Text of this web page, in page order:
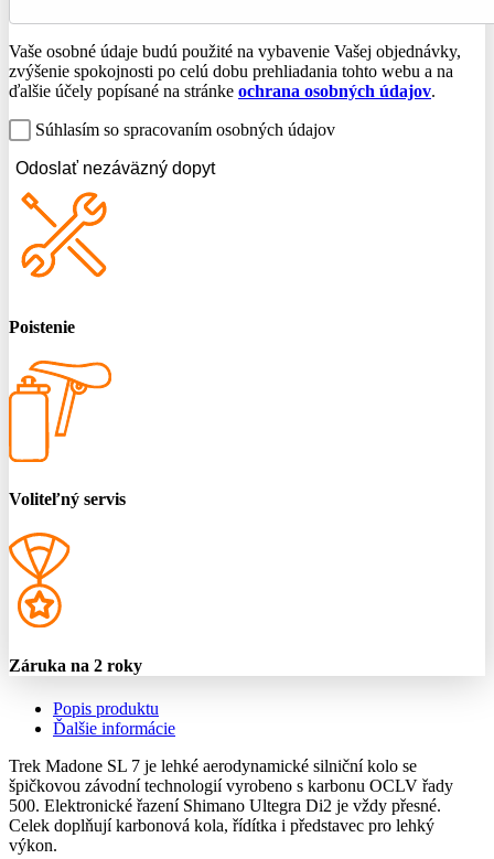
Vaše osobné údaje budú použité na vybavenie Vašej objednávky,
zvýšenie spokojnosti po celú dobu prehliadania tohto webu a na
ďalšie účely popísané na stránke ochrana osobných údajov.
Súhlasím so spracovaním osobných údajov
Odoslať nezáväzný dopyt
Poistenie
Voliteľný servis
Záruka na 2 roky
Popis produktu
Ďalšie informácie
Trek Madone SL 7 je lehké aerodynamické silniční kolo se
špičkovou závodní technologií vyrobeno s karbonu OCLV řady
500. Elektronické řazení Shimano Ultegra Di2 je vždy přesné.
Celek doplňují karbonová kola, řídítka i představec pro lehký
výkon.